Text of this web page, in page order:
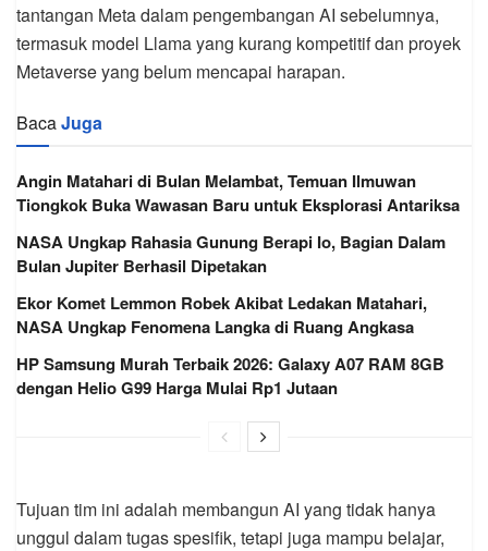
tantangan Meta dalam pengembangan AI sebelumnya,
termasuk model Llama yang kurang kompetitif dan proyek
Metaverse yang belum mencapai harapan.
BacaJuga
Angin Matahari di Bulan Melambat, Temuan Ilmuwan
Tiongkok Buka Wawasan Baru untuk Eksplorasi Antariksa
NASA Ungkap Rahasia Gunung Berapi Io, Bagian Dalam
Bulan Jupiter Berhasil Dipetakan
Ekor Komet Lemmon Robek Akibat Ledakan Matahari,
NASA Ungkap Fenomena Langka di Ruang Angkasa
HP Samsung Murah Terbaik 2026: Galaxy A07 RAM 8GB
dengan Helio G99 Harga Mulai Rp1 Jutaan
Tujuan tim ini adalah membangun AI yang tidak hanya
unggul dalam tugas spesifik, tetapi juga mampu belajar,